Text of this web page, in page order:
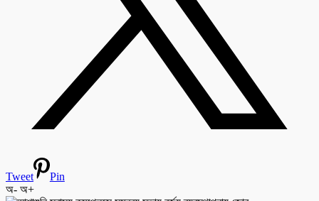
Tweet
Pin
অ- অ+